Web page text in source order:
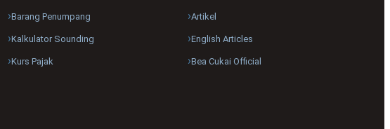
Barang Penumpang
Kalkulator Sounding
Kurs Pajak
Artikel
English Articles
Bea Cukai Official